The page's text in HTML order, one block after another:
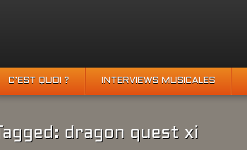
C’EST QUOI ? INTERVIEWS MUSICALES
Tagged: dragon quest xi